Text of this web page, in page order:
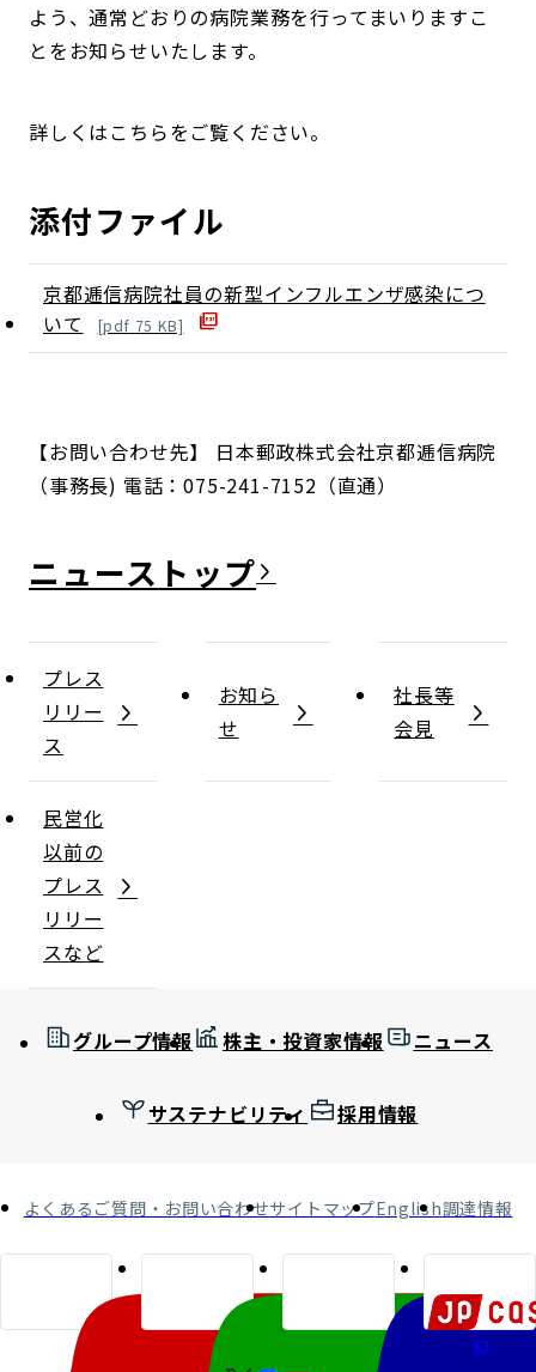
よう、通常どおりの病院業務を行ってまいりますこ
とをお知らせいたします。
詳しくはこちらをご覧ください。
添付ファイル
京都逓信病院社員の新型インフルエンザ感染につ
いて
[pdf 75 KB]
【お問い合わせ先】 日本郵政株式会社京都逓信病院
（事務長) 電話：075-241-7152（直通）
ニュース
プレス
リリー
ス
お知ら
せ
社長等
会見
民営化
以前の
プレス
リリー
スなど
グループ情報 株主・投資家情報 ニュース
サステナビリティ 採用情報
よくあるご質問・お問い合わせサイトマップEnglish調達情報